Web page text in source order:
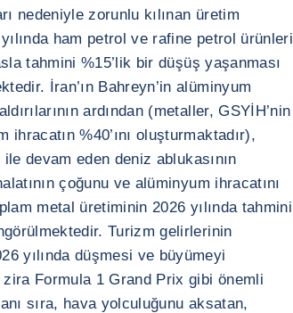
nedeniyle zorunlu kılınan üretim
ham petrol ve rafine petrol ürünleri
tahmini %15’lik bir düşüş yaşanması
İran’ın Bahreyn’in alüminyum
ardından (metaller, GSYİH’nin
ihracatın %40’ını oluşturmaktadır),
devam eden deniz ablukasının
çoğunu ve alüminyum ihracatını
metal üretiminin 2026 yılında tahmini
Turizm gelirlerinin
yılında düşmesi ve büyümeyi
Formula 1 Grand Prix gibi önemli
sıra, hava yolculuğunu aksatan,